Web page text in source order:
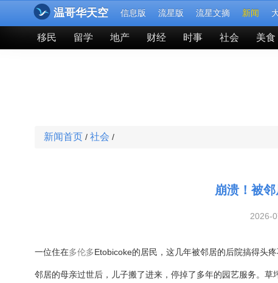
温哥华天空 信息版 流星版 流星文摘 新闻
移民 留学 地产 财经 时事 社会 美食
新闻首页 / 社会 /
崩溃！被
2026-
一位住在多伦多Etobicoke的居民，这几年被邻居的后院搞得头疼
邻居的母亲过世后，儿子搬了进来，停掉了多年的园艺服务。